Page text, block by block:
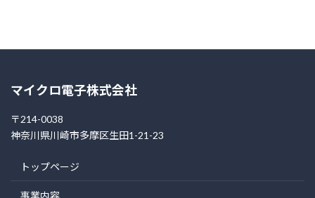
マイクロ電子株式会社
〒214-0038
神奈川県川崎市多摩区生田1-21-23
トップページ
事業内容